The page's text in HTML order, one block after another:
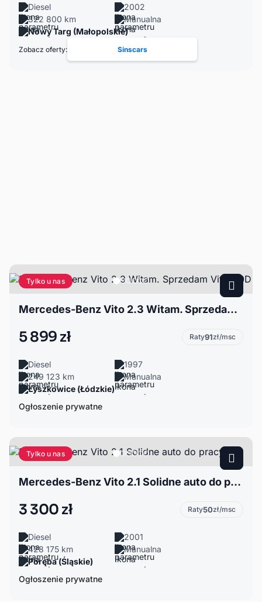
Diesel
2002
322 800 km
Manualna
Nowy Targ (Małopolskie)
Zobacz oferty: Sinscars
Tylko u nas
Mercedes-Benz Vito 2.3 Witam. Sprzedam Vito.110D
5 899 zł Raty91zł/msc
Diesel
1997
249 123 km
Manualna
Łyszkowice (Łódzkie)
Ogłoszenie prywatne
Tylko u nas
Mercedes-Benz Vito 2.1 Solidne auto do pracy
3 300 zł Raty50zł/msc
Diesel
2001
428 175 km
Manualna
Poręba (Śląskie)
Ogłoszenie prywatne